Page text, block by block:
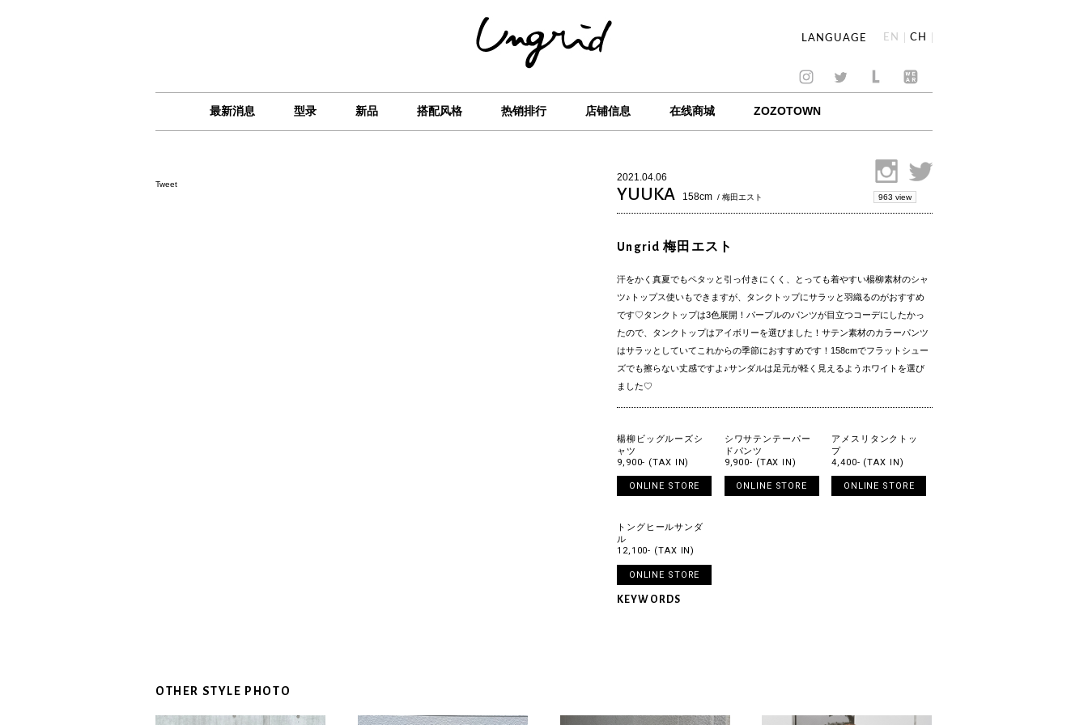
LANGUAGE EN CH
最新消息 型录 新品 搭配风格 热销排行 店铺信息 在线商城 ZOZOTOWN
Tweet
2021.04.06
YUUKA 158cm / 梅田エスト 963 view
Ungrid 梅田エスト
汗をかく真夏でもペタッと引っ付きにくく、とっても着やすい楊柳素材のシャ
ツ♪トップス使いもできますが、タンクトップにサラッと羽織るのがおすすめ
です♡タンクトップは3色展開！パープルのパンツが目立つコーデにしたかっ
たので、タンクトップはアイボリーを選びました！サテン素材のカラーパンツ
はサラッとしていてこれからの季節におすすめです！158cmでフラットシュー
ズでも擦らない丈感ですよ♪サンダルは足元が軽く見えるようホワイトを選び
ました♡
楊柳ビッグルーズシ
ャツ
9,900- (TAX IN)
ONLINE STORE
シワサテンテーパー
ドパンツ
9,900- (TAX IN)
ONLINE STORE
アメスリタンクトッ
プ
4,400- (TAX IN)
ONLINE STORE
トングヒールサンダ
ル
12,100- (TAX IN)
ONLINE STORE
KEYWORDS
OTHER STYLE PHOTO